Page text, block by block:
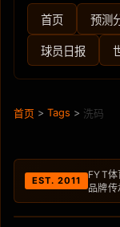
首页 预测
球员日报
首页 > Tags > 洗码
EST. 2011
FYT体
品牌传